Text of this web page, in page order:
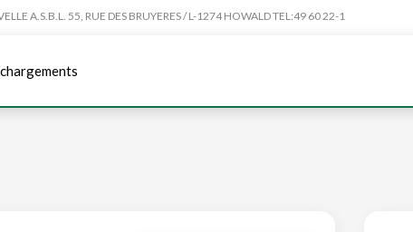
A.S.B.L. 55, RUE DES BRUYERES / L-1274 HOWALD TEL:49 60 22-1